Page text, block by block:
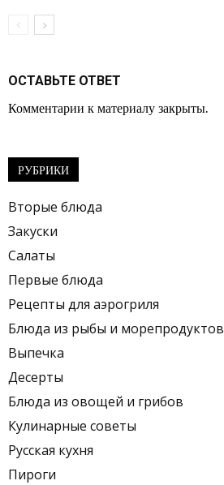
ОСТАВЬТЕ ОТВЕТ
Комментарии к материалу закрыты.
РУБРИКИ
Вторые блюда
Закуски
Салаты
Первые блюда
Рецепты для аэрогриля
Блюда из рыбы и морепродуктов
Выпечка
Десерты
Блюда из овощей и грибов
Кулинарные советы
Русская кухня
Пироги